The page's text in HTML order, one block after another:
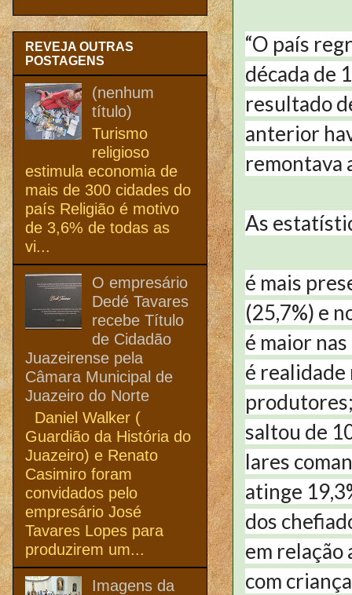
“O país
década de
resultado
anterior
remontava
As
é mais
(25,7%) e
é maior
é realidade
saltou de
lares
atinge
dos
em relação
com
REVEJA OUTRAS
POSTAGENS
(nenhum
título)
Turismo
religioso
estimula economia de
mais de 300 cidades do
país Religião é motivo
de 3,6% de todas as
vi...
O empresário
Dedé Tavares
recebe Título
de Cidadão
Juazeirense pela
Câmara Municipal de
Juazeiro do Norte
Daniel Walker (
Guardião da História do
Juazeiro) e Renato
Casimiro foram
convidados pelo
empresário José
Tavares Lopes para
produzirem um...
Imagens da